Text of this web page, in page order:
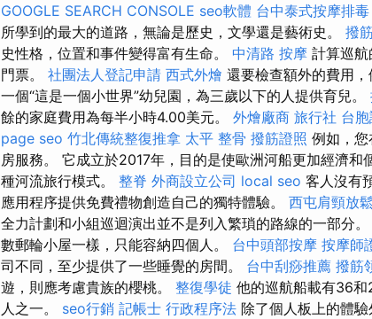
GOOGLE SEARCH CONSOLE seo軟體 台中泰式按摩排毒
所學到的最大的道路，無論是歷史，文學還是藝術史。 撥
史性格，位置和事件變得富有生命。 中清路 按摩 計算巡
門票。 社團法人登記申請 西式外燴 還要檢查額外的費用
一個“這是一個小世界”幼兒園，為三歲以下的人提供育兒。
餘的家庭費用為每半小時4.00美元。 外燴廠商 旅行社 台胞
page seo 竹北傳統整復推拿 太平 整骨 撥筋證照 例如，
房服務。 它成立於2017年，目的是使歐洲河船更加經濟
種河流旅行模式。 整脊 外商設立公司 local seo 客人沒有
應用程序提供免費禮物創造自己的獨特體驗。 西屯肩頸放鬆
全力計劃和小組巡迴演出並不是列入繁瑣的路線的一部分
數郵輪小屋一樣，只能容納四個人。 台中頭部按摩 按摩師
司不同，至少提供了一些睡覺的房間。 台中刮痧推薦 撥筋
遊，則應考慮貴族的櫻桃。 整復學徒 他的巡航船載有36
人之一。 seo行銷 記帳士 行政程序法 除了個人板上的體